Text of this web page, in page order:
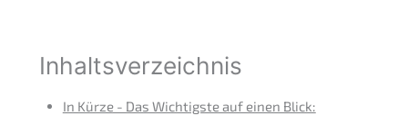
Inhalts­ver­zeich­nis
In Kürze - Das Wichtigs­te auf einen Blick: